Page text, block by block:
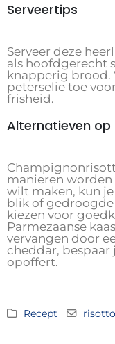
Serveertips
Serveer deze
als hoofdgerecht
knapperig brood.
peterselie toe
frisheid.
Alternatieven
manieren worden
wilt maken, kun
blik of
kiezen voor
Parmezaanse
vervangen door
cheddar, bespaar
opoffert.
Recept